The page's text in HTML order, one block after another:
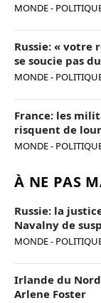
MONDE -
Russie: « votre
se soucie pas
Poutine
MONDE -
France: les
risquent de
MONDE -
À NE PAS
Russie: la
Navalny de
MONDE -
Irlande du
Arlene Foster